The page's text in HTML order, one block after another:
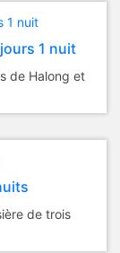
1 nuit
de Halong et
de trois